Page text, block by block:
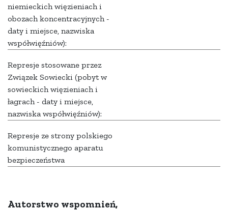
niemieckich więzieniach i
obozach koncentracyjnych -
daty i miejsce, nazwiska
współwięźniów):
Represje stosowane przez
Związek Sowiecki (pobyt w
sowieckich więzieniach i
łagrach - daty i miejsce,
nazwiska współwięźniów):
Represje ze strony polskiego
komunistycznego aparatu
bezpieczeństwa
Autorstwo wspomnień,